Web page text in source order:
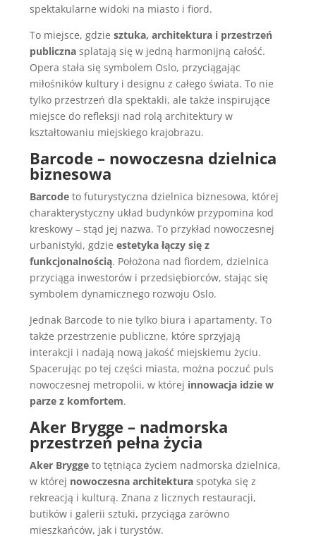
spektakularne widoki na miasto i fiord.
To miejsce, gdziesztuka, architektura i przestrzeń
publiczna splatają się w jedną harmonijną całość.
Opera stała się symbolem Oslo, przyciągając
miłośników kultury i designu z całego świata. To nie
tylko przestrzeń dla spektakli, ale także inspirujące
miejsce do refleksji nad rolą architektury w
kształtowaniu miejskiego krajobrazu.
Barcode – nowoczesna dzielnica
biznesowa
Barcode to futurystyczna dzielnica biznesowa, której
charakterystyczny układ budynków przypomina kod
kreskowy – stąd jej nazwa. To przykład nowoczesnej
urbanistyki, gdzieestetyka łączy się z
funkcjonalnością. Położona nad fiordem, dzielnica
przyciąga inwestorów i przedsiębiorców, stając się
symbolem dynamicznego rozwoju Oslo.
Jednak Barcode to nie tylko biura i apartamenty. To
także przestrzenie publiczne, które sprzyjają
interakcji i nadają nową jakość miejskiemu życiu.
Spacerując po tej części miasta, można poczuć puls
nowoczesnej metropolii, w której innowacja idzie w
parze z komfortem.
Aker Brygge – nadmorska
przestrzeń pełna życia
Aker Brygge to tętniąca życiem nadmorska dzielnica,
w której nowoczesna architektura spotyka się z
rekreacją i kulturą. Znana z licznych restauracji,
butików i galerii sztuki, przyciąga zarówno
mieszkańców, jak i turystów.